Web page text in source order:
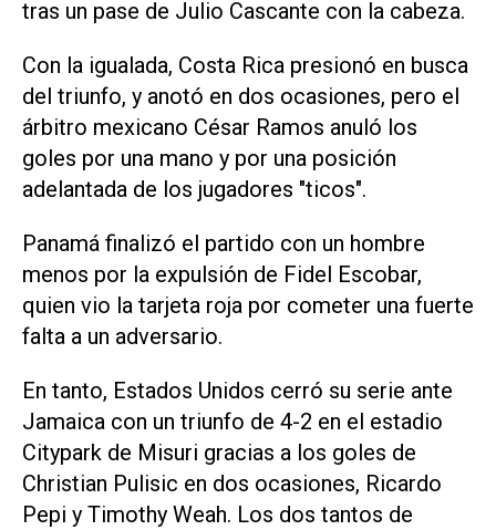
tras un pase de Julio Cascante con la cabeza.
Con la igualada, Costa Rica presionó en busca
del triunfo, y anotó en dos ocasiones, pero el
árbitro mexicano César Ramos anuló los
goles por una mano y por una posición
adelantada de los jugadores "ticos".
Panamá finalizó el partido con un hombre
menos por la expulsión de Fidel Escobar,
quien vio la tarjeta roja por cometer una fuerte
falta a un adversario.
En tanto, Estados Unidos cerró su serie ante
Jamaica con un triunfo de 4-2 en el estadio
Citypark de Misuri gracias a los goles de
Christian Pulisic en dos ocasiones, Ricardo
Pepi y Timothy Weah. Los dos tantos de